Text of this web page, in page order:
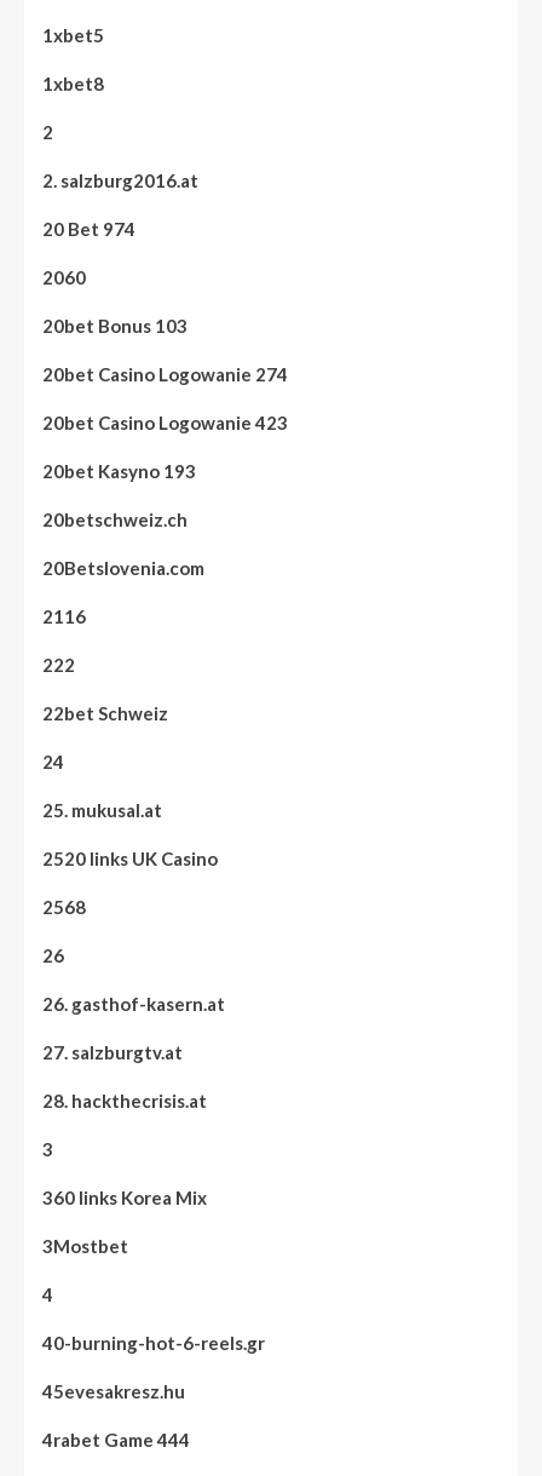
1xbet5
1xbet8
2
2. salzburg2016.at
20 Bet 974
2060
20bet Bonus 103
20bet Casino Logowanie 274
20bet Casino Logowanie 423
20bet Kasyno 193
20betschweiz.ch
20Betslovenia.com
2116
222
22bet Schweiz
24
25. mukusal.at
2520 links UK Casino
2568
26
26. gasthof-kasern.at
27. salzburgtv.at
28. hackthecrisis.at
3
360 links Korea Mix
3Mostbet
4
40-burning-hot-6-reels.gr
45evesakresz.hu
4rabet Game 444